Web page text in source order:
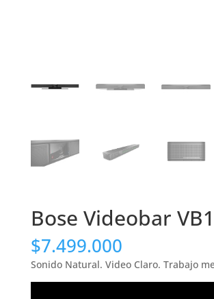
Bose Videobar VB1
$7.499.000
Sonido Natural. Video Claro. Trabajo